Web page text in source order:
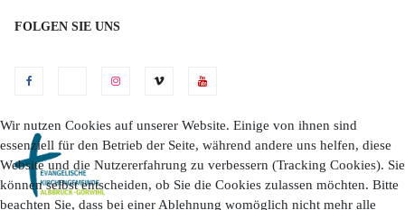
FOLGEN SIE UNS
Wir nutzen Cookies auf unserer Website. Einige von ihnen sind
essenziell für den Betrieb der Seite, während andere uns helfen, diese
Website und die Nutzererfahrung zu verbessern (Tracking Cookies). Sie
können selbst entscheiden, ob Sie die Cookies zulassen möchten. Bitte
beachten Sie, dass bei einer Ablehnung womöglich nicht mehr alle